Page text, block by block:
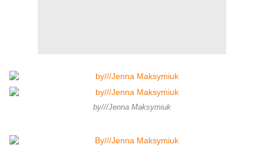
by///Jenna Maksymiuk